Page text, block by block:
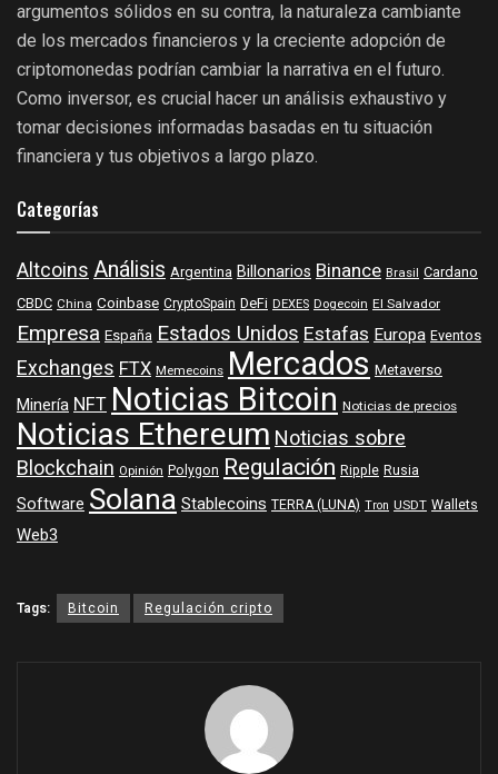
argumentos sólidos en su contra, la naturaleza cambiante
de los mercados financieros y la creciente adopción de
criptomonedas podrían cambiar la narrativa en el futuro.
Como inversor, es crucial hacer un análisis exhaustivo y
tomar decisiones informadas basadas en tu situación
financiera y tus objetivos a largo plazo.
Categorías
AltcoinsAnálisis Argentina Billonarios Binance Brasil Cardano
CBDC China Coinbase CryptoSpain DeFi DEXES Dogecoin El Salvador
Empresa España Estados UnidosEstafasEuropa Eventos
ExchangesFTX Memecoins Mercados Metaverso
MineríaNFTNoticias Bitcoin Noticias de precios
Noticias EthereumNoticias sobre
Blockchain Opinión Polygon Regulación Ripple Rusia
Software SolanaStablecoins TERRA (LUNA) Tron USDT Wallets
Web3
Tags: Bitcoin Regulación cripto